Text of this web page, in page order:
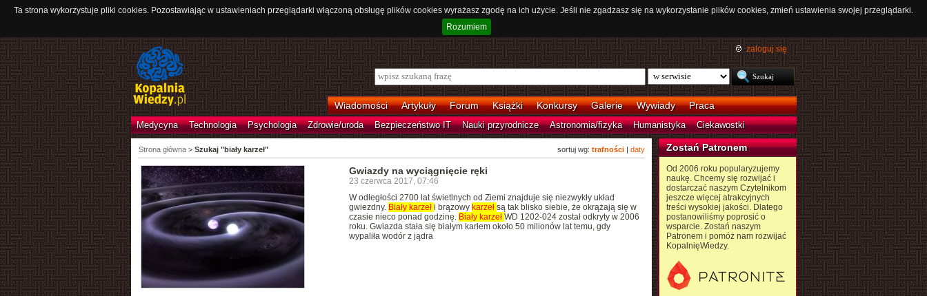
Ta strona wykorzystuje pliki cookies. Pozostawiając w ustawieniach przeglądarki włączoną obsługę plików cookies wyrażasz zgodę na ich użycie. Jeśli nie zgadzasz się na wykorzystanie plików cookies, zmień ustawienia swojej przeglądarki.
Rozumiem
zaloguj się
Wiadomości Artykuły Forum Książki Konkursy Galerie Wywiady Praca
Medycyna Technologia Psychologia Zdrowie/uroda Bezpieczeństwo IT Nauki przyrodnicze Astronomia/fizyka Humanistyka Ciekawostki
sortuj wg: trafności| daty
Strona główna> Szukaj "biały karzeł"
Gwiazdy na wyciągnięcie ręki
23 czerwca 2017, 07:46
W odległości 2700 lat świetlnych od Ziemi znajduje się niezwykły układ
gwiezdny. Biały karzeł i brązowy karzeł są tak blisko siebie, że okrążają się w
czasie nieco ponad godzinę. Biały karzeł WD 1202-024 został odkryty w 2006
roku. Gwiazda stała się białym karłem około 50 milionów lat temu, gdy
wypaliła wodór z jądra
Zostań Patronem
Od 2006 roku popularyzujemy
naukę. Chcemy się rozwijać i
dostarczać naszym Czytelnikom
jeszcze więcej atrakcyjnych
treści wysokiej jakości. Dlatego
postanowiliśmy poprosić o
wsparcie. Zostań naszym
Patronem i pomóż nam rozwijać
KopalnięWiedzy.